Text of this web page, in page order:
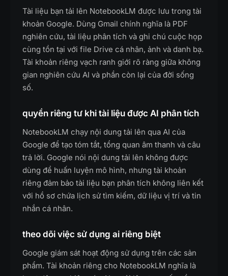
Tài liệu bạn tải lên NotebookLM được lưu trong tài
khoản Google. Dùng Gmail chính nghĩa là PDF
nghiên cứu, tài liệu phân tích và ghi chú cuộc họp
cùng tồn tại với file Drive cá nhân, ảnh và danh bạ.
Tài khoản riêng vạch ranh giới rõ ràng giữa không
gian nghiên cứu AI và phần còn lại của đời sống
số.
quyền riêng tư khi tài liệu được AI phân tích
NotebookLM chạy nội dung tải lên qua AI của
Google để tạo tóm tắt, tổng quan âm thanh và câu
trả lời. Google nói nội dung tải lên không được
dùng để huấn luyện mô hình, nhưng tài khoản
riêng đảm bảo tài liệu bạn phân tích không liên kết
với hồ sơ chứa lịch sử tìm kiếm, dữ liệu vị trí và tin
nhắn cá nhân.
theo dõi việc sử dụng ai riêng biệt
Google giám sát hoạt động sử dụng trên các sản
phẩm. Tài khoản riêng cho NotebookLM nghĩa là